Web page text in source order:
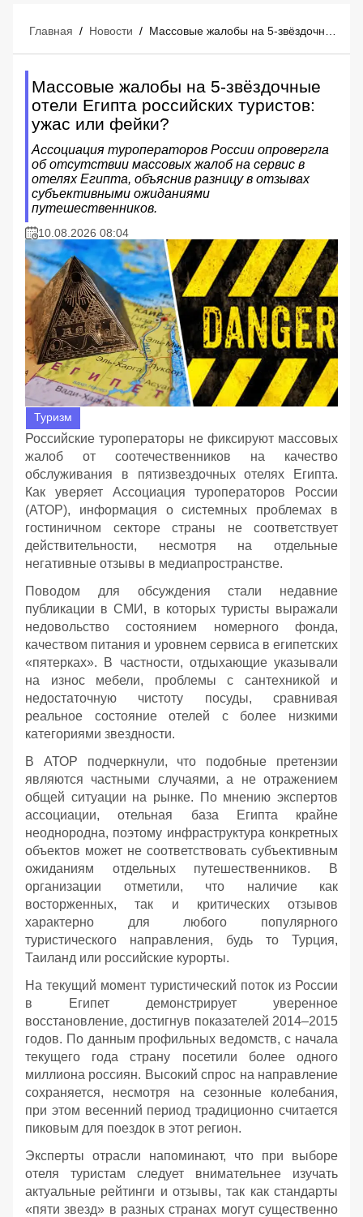
Главная / Новости /
Массовые жалобы на 5-звёздочные
отели Египта российских туристов:
ужас или фейки?
Ассоциация туроператоров России опровергла
об отсутствии массовых жалоб на сервис в
отелях Египта, объяснив разницу в отзывах
субъективными ожиданиями
путешественников.
10.08.2026 08:04
Туризм
Российские туроператоры не фиксируют массовых
жалоб от соотечественников на качество
обслуживания в пятизвездочных отелях Египта.
Как уверяет Ассоциация туроператоров России
(АТОР), информация о системных проблемах в
гостиничном секторе страны не соответствует
действительности, несмотря на отдельные
негативные отзывы в медиапространстве.
Поводом для обсуждения стали недавние
публикации в СМИ, в которых туристы выражали
недовольство состоянием номерного фонда,
качеством питания и уровнем сервиса в египетских
«пятерках». В частности, отдыхающие указывали
на износ мебели, проблемы с сантехникой и
недостаточную чистоту посуды, сравнивая
реальное состояние отелей с более низкими
категориями звездности.
В АТОР подчеркнули, что подобные претензии
являются частными случаями, а не отражением
общей ситуации на рынке. По мнению экспертов
ассоциации, отельная база Египта крайне
неоднородна, поэтому инфраструктура конкретных
объектов может не соответствовать субъективным
ожиданиям отдельных путешественников. В
организации отметили, что наличие как
восторженных, так и критических отзывов
характерно для любого популярного
туристического направления, будь то Турция,
Таиланд или российские курорты.
На текущий момент туристический поток из России
в Египет демонстрирует уверенное
восстановление, достигнув показателей 2014–2015
годов. По данным профильных ведомств, с начала
текущего года страну посетили более одного
миллиона россиян. Высокий спрос на направление
сохраняется, несмотря на сезонные колебания,
при этом весенний период традиционно считается
пиковым для поездок в этот регион.
Эксперты отрасли напоминают, что при выборе
отеля туристам следует внимательнее изучать
актуальные рейтинги и отзывы, так как стандарты
«пяти звезд» в разных странах могут существенно